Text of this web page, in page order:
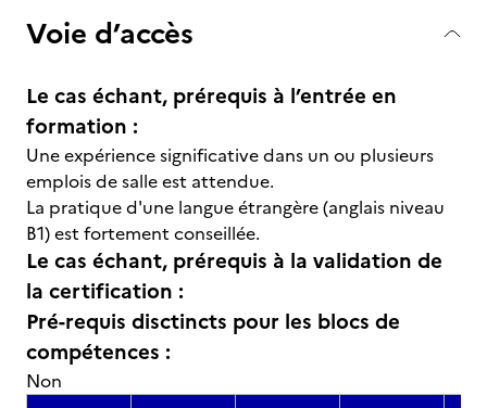
Voie d’accès
Le cas échant, prérequis à l’entrée en
formation :
Une expérience significative dans un ou plusieurs
emplois de salle est attendue.
La pratique d'une langue étrangère (anglais niveau
B1) est fortement conseillée.
Le cas échant, prérequis à la validation de
la certification :
Pré-requis disctincts pour les blocs de
compétences :
Non